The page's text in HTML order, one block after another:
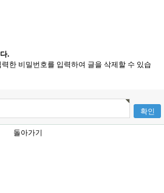
.
한 비밀번호를 입력하여 글을 삭제할 수 있습
돌아가기